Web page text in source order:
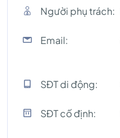
Người phụ trách:
Email:
SĐT di động:
SĐT cố định: